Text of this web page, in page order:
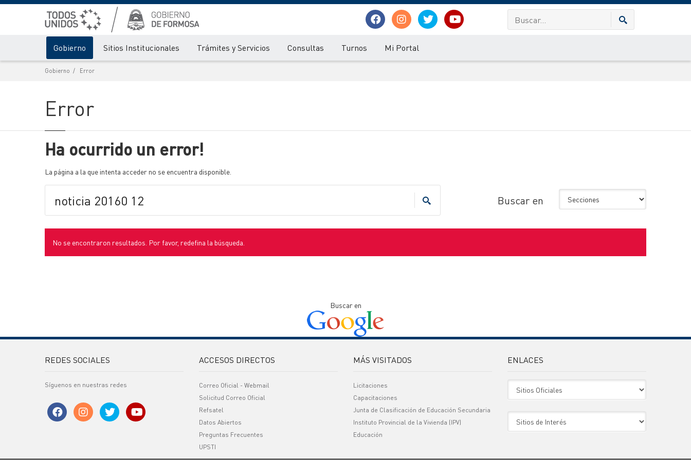
Gobierno Sitios Institucionales Trámites y Servicios Consultas Turnos Mi Portal
Gobierno Error
Error
Ha ocurrido un error!
La página a la que intenta acceder no se encuentra disponible.
Buscar en
No se encontraron resultados. Por favor, redefina la búsqueda.
Buscar en
REDES SOCIALES
Síguenos en nuestras redes
ACCESOS DIRECTOS
Correo Oficial - Webmail
Solicitud Correo Oficial
Refsatel
Datos Abiertos
Preguntas Frecuentes
UPSTI
MÁS VISITADOS
Licitaciones
Capacitaciones
Junta de Clasificación de Educación Secundaria
Instituto Provincial de la Vivienda (IPV)
Educación
ENLACES